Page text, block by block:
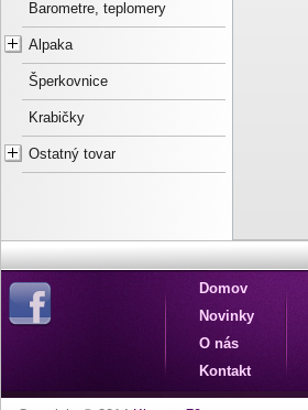
Barometre, teplomery
Alpaka
Šperkovnice
Krabičky
Ostatný tovar
Domov
Novinky
O nás
Kontakt